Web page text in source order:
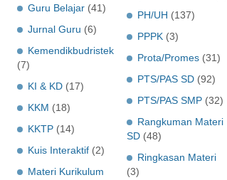
Guru Belajar (41)
Jurnal Guru (6)
Kemendikbudristek
(7)
KI & KD (17)
KKM (18)
KKTP (14)
Kuis Interaktif (2)
Materi Kurikulum
PH/UH (137)
PPPK (3)
Prota/Promes (31)
PTS/PAS SD (92)
PTS/PAS SMP (32)
Rangkuman Materi
SD (48)
Ringkasan Materi
(3)